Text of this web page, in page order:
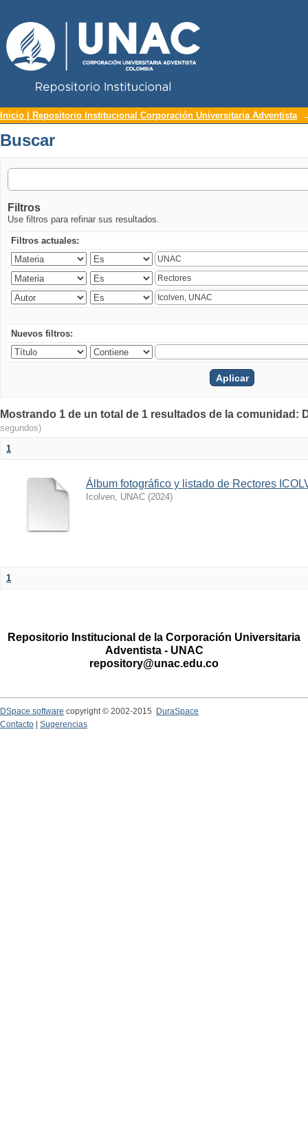
Buscar
Inicio | Repositorio Institucional Corporación Universitaria Adventista
Buscar
Filtros
Use filtros para refinar sus resultados.
Filtros actuales:
Nuevos filtros:
Mostrando 1 de un total de 1 resultados de la
segundos)
1
Álbum fotográfico y listado de Rectores
Icolven, UNAC (2024)
1
Repositorio Institucional de la Corporación Universitaria
Adventista - UNAC
repository@unac.edu.co
DSpace software copyright © 2002-2015
DuraSpace
Contacto
Sugerencias